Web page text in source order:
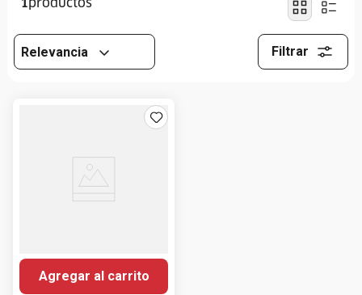
1
Relevancia Filtrar
Agregar al carrito